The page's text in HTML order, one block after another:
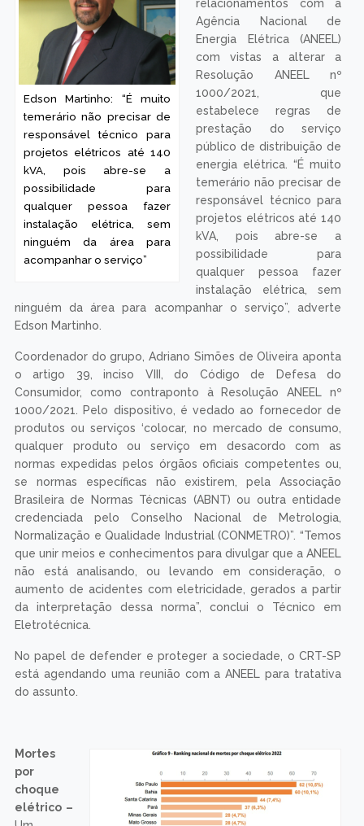
Edson Martinho: “É muito
temerário não precisar de
responsável técnico para
projetos elétricos até 140
kVA, pois abre-se a
possibilidade para
qualquer pessoa fazer
instalação elétrica, sem
ninguém da área para
acompanhar o serviço”
relacionamentos com a
Agência Nacional de
Energia Elétrica (ANEEL)
com vistas a alterar a
Resolução ANEEL nº
1000/2021, que
estabelece regras de
prestação do serviço
público de distribuição de
energia elétrica. “É muito
temerário não precisar de
responsável técnico para
projetos elétricos até 140
kVA, pois abre-se a
possibilidade para
qualquer pessoa fazer
instalação elétrica, sem
ninguém da área para acompanhar o serviço”, adverte
Edson Martinho.
Coordenador do grupo, Adriano Simões de Oliveira aponta
o artigo 39, inciso VIII, do Código de Defesa do
Consumidor, como contraponto à Resolução ANEEL nº
1000/2021. Pelo dispositivo, é vedado ao fornecedor de
produtos ou serviços ‘colocar, no mercado de consumo,
qualquer produto ou serviço em desacordo com as
normas expedidas pelos órgãos oficiais competentes ou,
se normas específicas não existirem, pela Associação
Brasileira de Normas Técnicas (ABNT) ou outra entidade
credenciada pelo Conselho Nacional de Metrologia,
Normalização e Qualidade Industrial (CONMETRO)”. “Temos
que unir meios e conhecimentos para divulgar que a ANEEL
não está analisando, ou levando em consideração, o
aumento de acidentes com eletricidade, gerados a partir
da interpretação dessa norma”, conclui o Técnico em
Eletrotécnica.
No papel de defender e proteger a sociedade, o CRT-SP
está agendando uma reunião com a ANEEL para tratativa
do assunto.
Mortes
por
choque
elétrico –